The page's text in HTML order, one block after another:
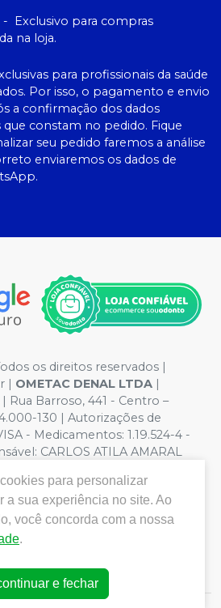
-
Exclusivo para compras
na loja.
para profissionais da saúde
Por isso, o pagamento e envio
a confirmação dos dados
que constam no pedido. Fique
seu pedido faremos a análise
enviaremos os dados de
os direitos reservados |
| OMETAC DENAL LTDA |
| Rua Barroso, 441 - Centro –
130 | Autorizações de
- Medicamentos: 1.19.524-4 -
CARLOS ATILA AMARAL
ilustrativas - Os preços e
estão sujeitos a alterações. Em
preços no site, o valor válido é o
Não vendemos por atacado
volumes pelo site.
para personalizar
a sua experiência no site. Ao
você concorda com a nossa
.
e fechar